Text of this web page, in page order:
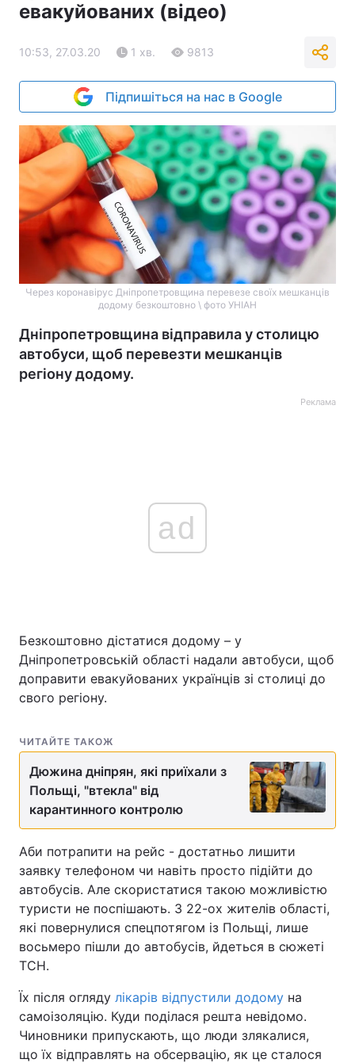
евакуйованих (відео)
10:53, 27.03.20 1 хв. 9813
Підпишіться на нас в Google
Через коронавірус Дніпропетровщина перевезе своїх мешканців
додому безкоштовно \ фото УНІАН
Дніпропетровщина відправила у столицю
автобуси, щоб перевезти мешканців
регіону додому.
Реклама
ad
Безкоштовно дістатися додому – у
Дніпропетровській області надали автобуси, щоб
доправити евакуйованих українців зі столиці до
свого регіону.
ЧИТАЙТЕ ТАКОЖ
Дюжина дніпрян, які приїхали з
Польщі, "втекла" від
карантинного контролю
Аби потрапити на рейс - достатньо лишити
заявку телефоном чи навіть просто підійти до
автобусів. Але скористатися такою можливістю
туристи не поспішають. З 22-ох жителів області,
які повернулися спецпотягом із Польщі, лише
восьмеро пішли до автобусів, йдеться в сюжеті
ТСН.
Їх після огляду лікарів відпустили додому на
самоізоляцію. Куди поділася решта невідомо.
Чиновники припускають, що люди злякалися,
що їх відправлять на обсервацію, як це сталося